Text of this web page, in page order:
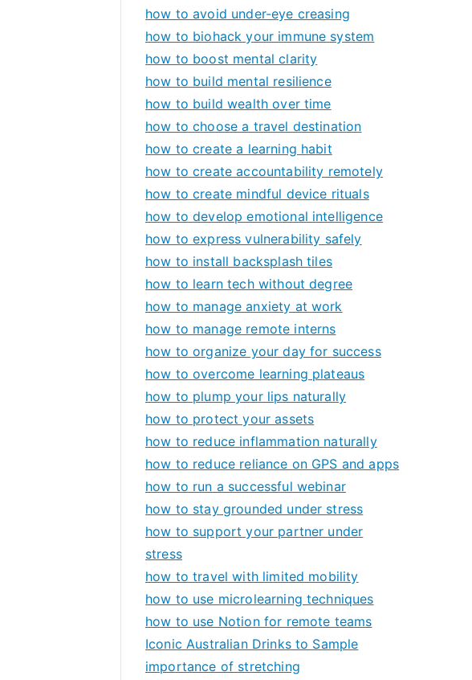
how to avoid under-eye creasing
how to biohack your immune system
how to boost mental clarity
how to build mental resilience
how to build wealth over time
how to choose a travel destination
how to create a learning habit
how to create accountability remotely
how to create mindful device rituals
how to develop emotional intelligence
how to express vulnerability safely
how to install backsplash tiles
how to learn tech without degree
how to manage anxiety at work
how to manage remote interns
how to organize your day for success
how to overcome learning plateaus
how to plump your lips naturally
how to protect your assets
how to reduce inflammation naturally
how to reduce reliance on GPS and apps
how to run a successful webinar
how to stay grounded under stress
how to support your partner under
stress
how to travel with limited mobility
how to use microlearning techniques
how to use Notion for remote teams
Iconic Australian Drinks to Sample
importance of stretching